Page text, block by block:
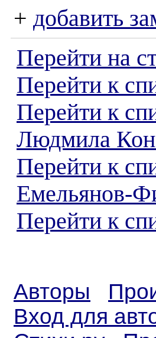
+ добавить
Перейти на
Перейти к
Перейти к
Людмила
Перейти к
Емельянов-
Перейти к
Авторы
Вход для